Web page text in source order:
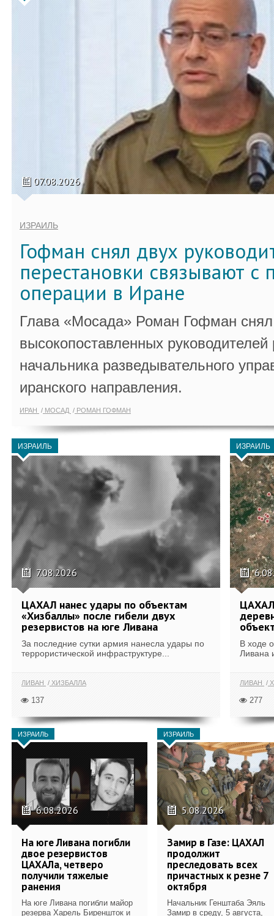
07.08.2026
ИЗРАИЛЬ
Гофман снял двух
перестановки связывают с
операции в Иране
Глава «Мосада» Роман Гофман снял
высокопоставленных
начальника разведывательного
иранского направления.
ИРАН МОСАД РОМАН ГОФМАН
ИЗРАИЛЬ
7.08.2026
ЦАХАЛ нанес удары по объектам
«Хизбаллы» после гибели двух
резервистов на юге Ливана
За последние сутки армия нанесла удары по
террористической инфраструктуре...
ЛИВАН ХИЗБАЛЛА
137
ИЗРАИЛЬ
В ходе
Ливана
ЛИВАН
277
ИЗРАИЛЬ
6.08.2026
На юге Ливана погибли
двое резервистов
ЦАХАЛа, четверо
получили тяжелые
ранения
На юге Ливана погибли майор
резерва Харель Биреншток и
ИЗРАИЛЬ
5.08.2026
Замир в Газе: ЦАХАЛ
продолжит
преследовать всех
причастных к резне 7
октября
Начальник Генштаба Эяль
Замир в среду, 5 августа,